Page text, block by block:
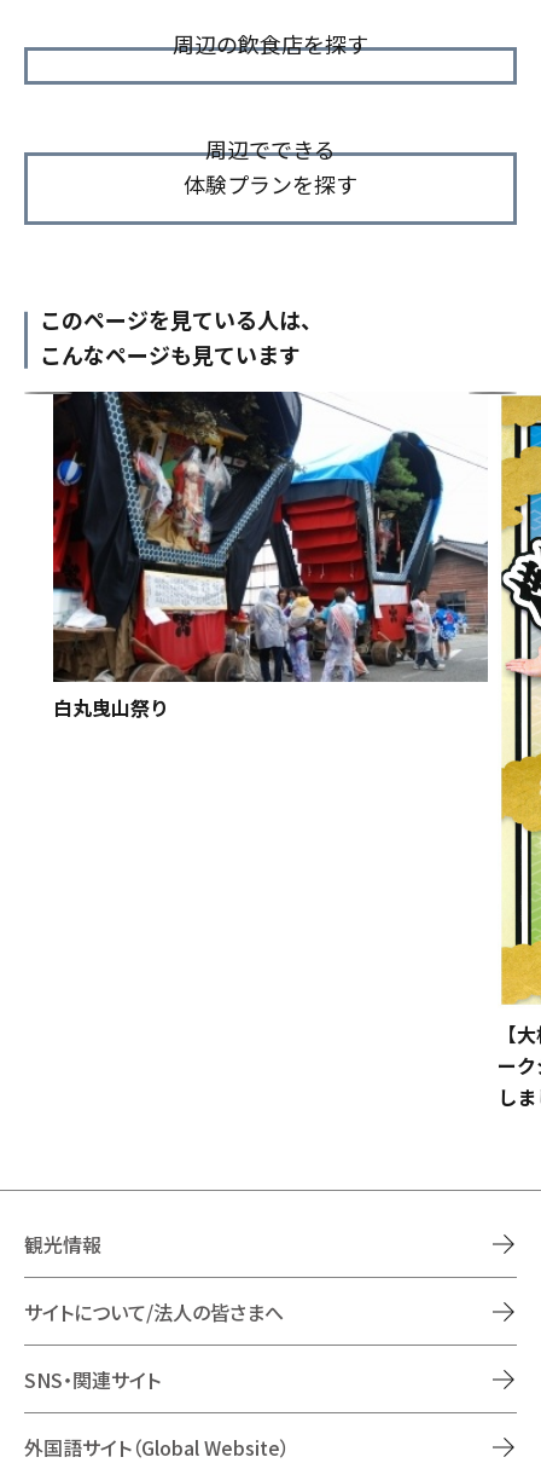
周辺の飲食店を探す
周辺でできる
体験プランを探す
このページを見ている人は、
こんなページも見ています
白丸曳山祭り
【
ー
し
観光情報
サイトについて/法人の皆さまへ
SNS・関連サイト
外国語サイト（Global Website）